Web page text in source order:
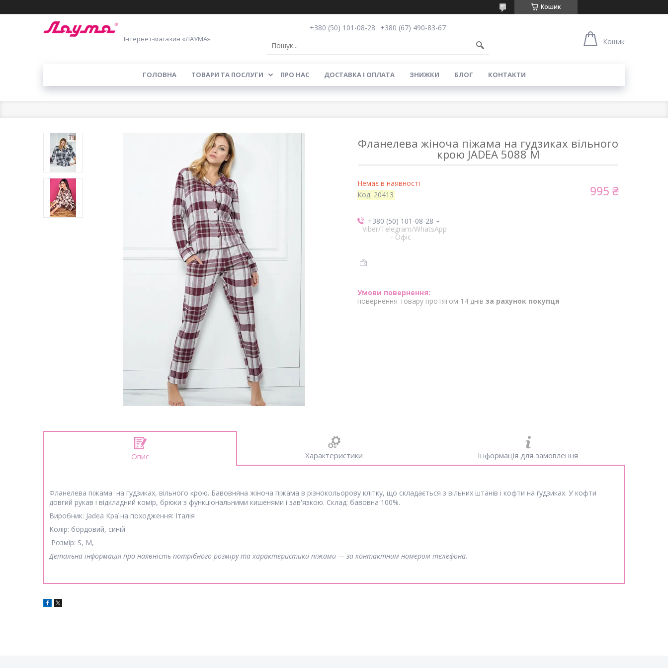
Кошик
Інтернет-магазин «ЛАУМА»
+380 (50) 101-08-28
+380 (67) 490-83-67
Кошик
ГОЛОВНА ТОВАРИ ТА ПОСЛУГИ ПРО НАС ДОСТАВКА І ОПЛАТА ЗНИЖКИ БЛОГ КОНТАКТИ
Фланелева жіноча піжама на гудзиках вільного
крою JADEA 5088 M
Немає в наявності
Код: 20413 995 ₴
+380 (50) 101-08-28
Viber/Telegram/WhatsApp
- Офіс
повернення товару протягом 14 днів за рахунок покупця
Опис Характеристики Інформація для замовлення
Фланелева піжама на гудзиках, вільного крою. Бавовняна жіноча піжама в різнокольорову клітку, що складається з вільних штанів і кофти на ґудзиках. У кофти
довгий рукав і відкладний комір, брюки з функціональними кишенями і зав'язкою. Склад: бавовна 100%.
Виробник: Jadea Країна походження: Італія
Колір: бордовий, синій
Розмір: S, M,
Детальна інформація про наявність потрібного розміру та характеристики піжами — за контактним номером телефона.